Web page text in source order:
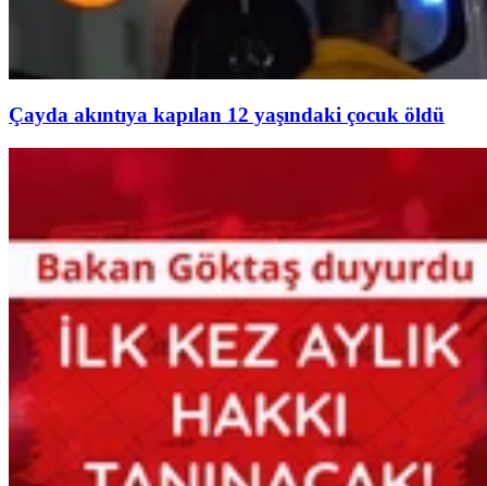
Çayda akıntıya kapılan 12 yaşındaki çocuk öldü